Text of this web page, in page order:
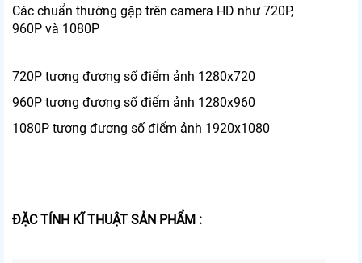
Các chuẩn thường gặp trên camera HD như 720P,
960P và 1080P
720P tương đương số điểm ảnh 1280x720
960P tương đương số điểm ảnh 1280x960
1080P tương đương số điểm ảnh 1920x1080
ĐẶC TÍNH KĨ THUẬT SẢN PHẨM :